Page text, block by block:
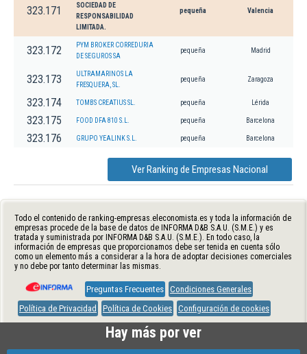
323.171
SOCIEDAD DE
RESPONSABILIDAD
LIMITADA.
pequeña Valencia
323.172
PYM BROKER CORREDURIA
DE SEGUROS SA
pequeña Madrid
323.173
ULTRAMARINOS LA
FRESQUERA, SL.
pequeña Zaragoza
323.174 TOMBS CREATIUS SL. pequeña Lérida
323.175 FOOD DFA 810 S.L. pequeña Barcelona
323.176 GRUPO YEALINK S.L. pequeña Barcelona
Ver Ranking de Empresas Nacional
Todo el contenido de ranking-empresas.eleconomista.es y toda la información de
empresas procede de la base de datos de INFORMA D&B S.A.U. (S.M.E.) y es
tratada y suministrada por INFORMA D&B S.A.U. (S.M.E.). En todo caso, la
información de empresas que proporcionamos debe ser tenida en cuenta sólo
como un elemento más a considerar a la hora de adoptar decisiones comerciales
y no debe por tanto determinar las mismas.
Preguntas Frecuentes Condiciones Generales
Política de Privacidad
Política de Cookies Configuración de cookies
Hay más por ver